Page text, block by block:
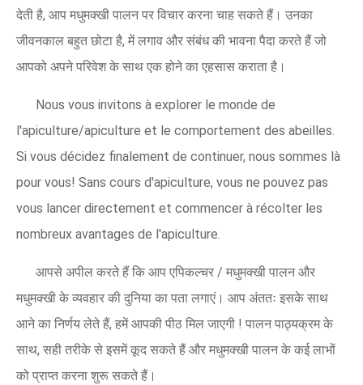
देती है, आप मधुमक्खी पालन पर विचार करना चाह सकते हैं। उनका
जीवनकाल बहुत छोटा है, में लगाव और संबंध की भावना पैदा करते हैं जो
आपको अपने परिवेश के साथ एक होने का एहसास कराता है।
Nous vous invitons à explorer le monde de
l'apiculture/apiculture et le comportement des abeilles.
Si vous décidez finalement de continuer, nous sommes là
pour vous! Sans cours d'apiculture, vous ne pouvez pas
vous lancer directement et commencer à récolter les
nombreux avantages de l'apiculture.
आपसे अपील करते हैं कि आप एपिकल्चर / मधुमक्खी पालन और
मधुमक्खी के व्यवहार की दुनिया का पता लगाएं। आप अंततः इसके साथ
आने का निर्णय लेते हैं, हमें आपकी पीठ मिल जाएगी ! पालन ​​पाठ्यक्रम के
साथ, सही तरीके से इसमें कूद सकते हैं और मधुमक्खी पालन के कई लाभों
को प्राप्त करना शुरू सकते हैं।